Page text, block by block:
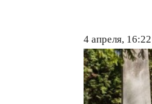
4 апреля, 16:22